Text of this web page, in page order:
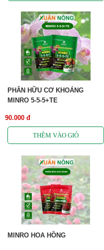
PHÂN HỮU CƠ KHOÁNG
MINRO 5-5-5+TE
90.000 đ
MINRO HOA HỒNG